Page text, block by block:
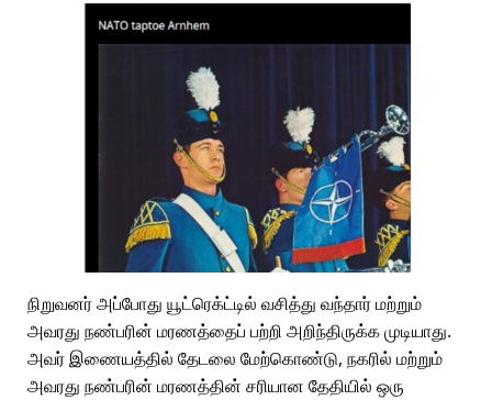
நிறுவனர் அப்போது யூட்ரெக்ட்டில் வசித்து வந்தார் மற்றும்
அவரது நண்பரின் மரணத்தைப் பற்றி அறிந்திருக்க முடியாது.
அவர் இணையத்தில் தேடலை மேற்கொண்டு, நகரில் மற்றும்
அவரது நண்பரின் மரணத்தின் சரியான தேதியில் ஒரு